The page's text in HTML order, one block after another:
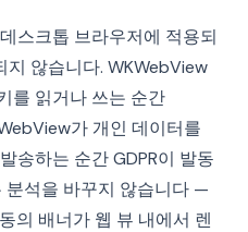
스크톱 브라우저에 적용되
않습니다. WKWebView
를 읽거나 쓰는 순간
가 개인 데이터를
송하는 순간 GDPR이 발동
분석을 바꾸지 않습니다 —
의 배너가 웹 뷰 내에서 렌